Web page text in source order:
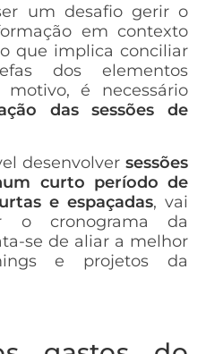
um desafio gerir o
em contexto
que implica conciliar
dos elementos
motivo, é necessário
das sessões de
desenvolver sessões
curto período de
e espaçadas, vai
o cronograma da
se de aliar a melhor
e projetos da